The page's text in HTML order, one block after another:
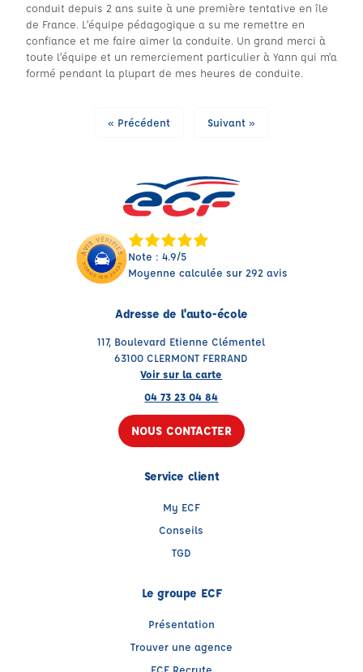
conduit depuis 2 ans suite à une première tentative en île
de France. L’équipe pédagogique a su me remettre en
confiance et me faire aimer la conduite. Un grand merci à
toute l’équipe et un remerciement particulier à Yann qui m’a
formé pendant la plupart de mes heures de conduite.
« Précédent Suivant »
Note : 4.9/5
Moyenne calculée sur 292 avis
Adresse de l'auto-école
117, Boulevard Etienne Clémentel
63100 CLERMONT FERRAND
Voir sur la carte
04 73 23 04 84
NOUS CONTACTER
Service client
My ECF
Conseils
TGD
Le groupe ECF
Présentation
Trouver une agence
ECF Recrute